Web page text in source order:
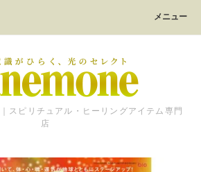
メニュー
スピリチュアル・ヒーリングアイテム専門
店